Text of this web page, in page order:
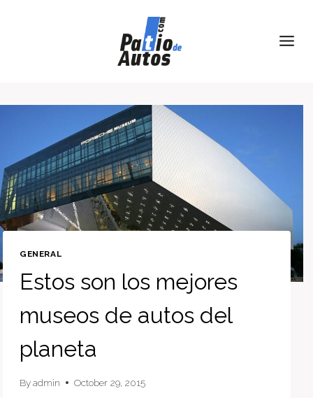
GENERAL
Estos son los mejores
museos de autos del
planeta
Byadmin October 29, 2015